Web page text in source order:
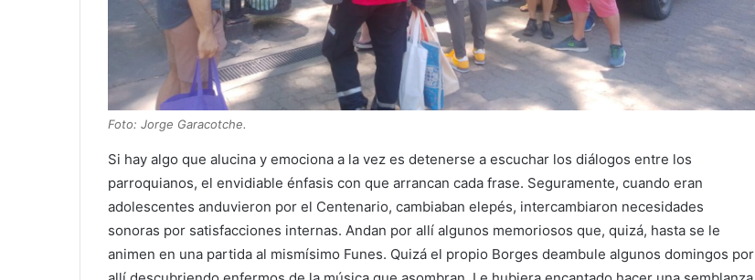
Foto: Jorge Garacotche.
Si hay algo que alucina y emociona a la vez es detenerse a escuchar los diálogos entre los
parroquianos, el envidiable énfasis con que arrancan cada frase. Seguramente, cuando eran
adolescentes anduvieron por el Centenario, cambiaban elepés, intercambiaron necesidades
sonoras por satisfacciones internas. Andan por allí algunos memoriosos que, quizá, hasta se le
animen en una partida al mismísimo Funes. Quizá el propio Borges deambule algunos domingos por